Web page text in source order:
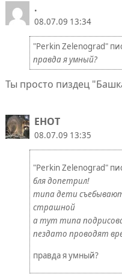
.
08.07.09 13:34
"Perkin Zelenograd"
правда я умный?
Ты просто пиздец
EHOT
08.07.09 13:35
"Perkin Zelenograd"
бля допетрил!
типа дети
страшной
а тут типа
пездато проводят
правда я умный?